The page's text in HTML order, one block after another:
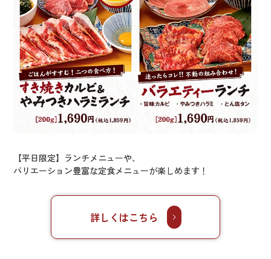
【平日限定】ランチメニューや、
バリエーション豊富な定食メニューが楽しめます！
詳しくはこちら